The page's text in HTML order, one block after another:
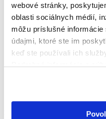
webové stránky,
oblasti sociálnych médií,
môžu príslušné
údajmi, ktoré ste im
keď ste používali ich
Podrobné informácie o